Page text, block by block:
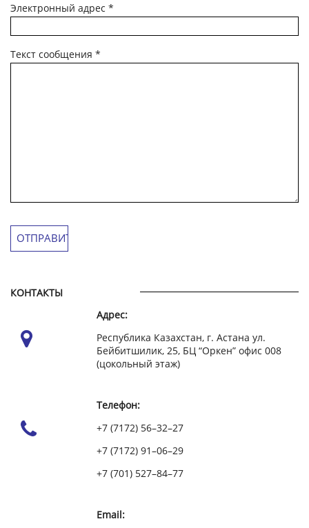
Электронный адрес *
Текст сообщения *
КОНТАКТЫ
Адрес:
Республика Казахстан, г. Астана ул.
Бейбитшилик, 25, БЦ “Оркен” офис 008
(цокольный этаж)
Телефон:
+7 (7172) 56–32–27
+7 (7172) 91–06–29
+7 (701) 527–84–77
Email: